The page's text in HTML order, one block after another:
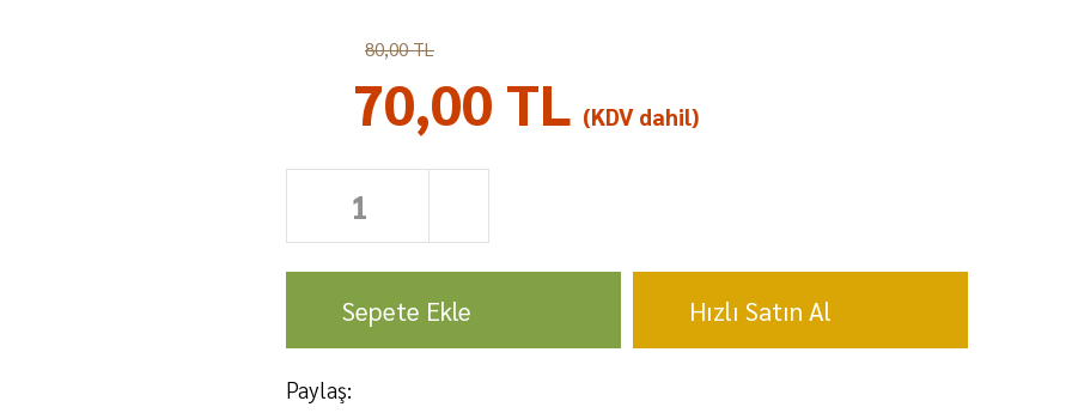
80,00 TL
70,00 TL (KDV dahil)
Sepete Ekle Hızlı Satın Al
Paylaş: